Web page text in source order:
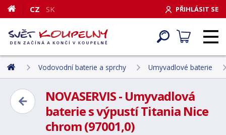
PŘIHLÁSIT SE
CZ SK
Vodovodní baterie a sprchy Umyvadlové baterie
NOVASERVIS - Umyvadlová
baterie s výpustí Titania Nice
chrom (97001,0)